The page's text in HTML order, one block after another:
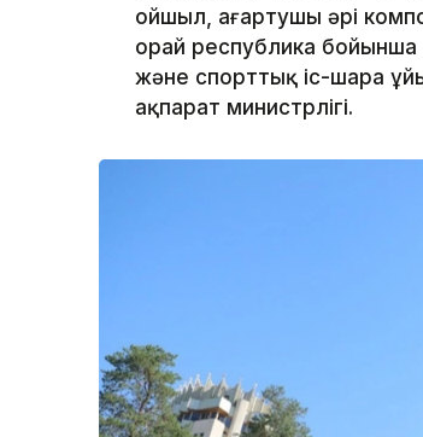
ойшыл, ағартушы әрі
орай республика
және спорттық іс-шара
ақпарат министрлігі.